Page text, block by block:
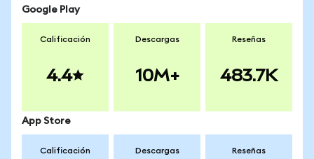
Google Play
Calificación
4.4
Descargas
10M+
Reseñas
483.7K
App Store
Calificación Descargas Reseñas